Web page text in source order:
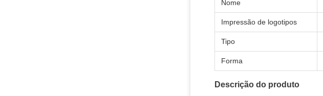
Nome
Impressão de logotipos
Tipo
Forma
Descrição do produto